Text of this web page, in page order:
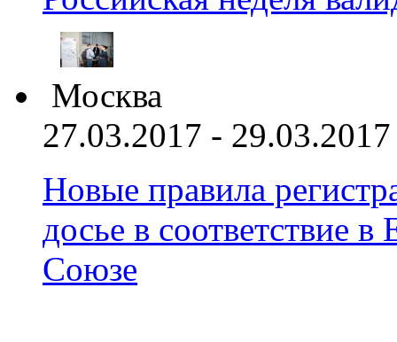
Москва
27.03.2017 - 29.03.2017
Новые правила
досье в соответствие
Союзе